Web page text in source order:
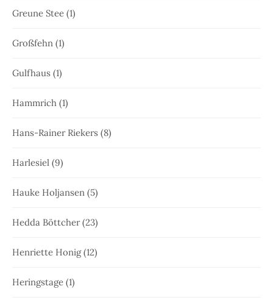
Greune Stee (1)
Großfehn (1)
Gulfhaus (1)
Hammrich (1)
Hans-Rainer Riekers (8)
Harlesiel (9)
Hauke Holjansen (5)
Hedda Böttcher(23)
Henriette Honig(12)
Heringstage (1)